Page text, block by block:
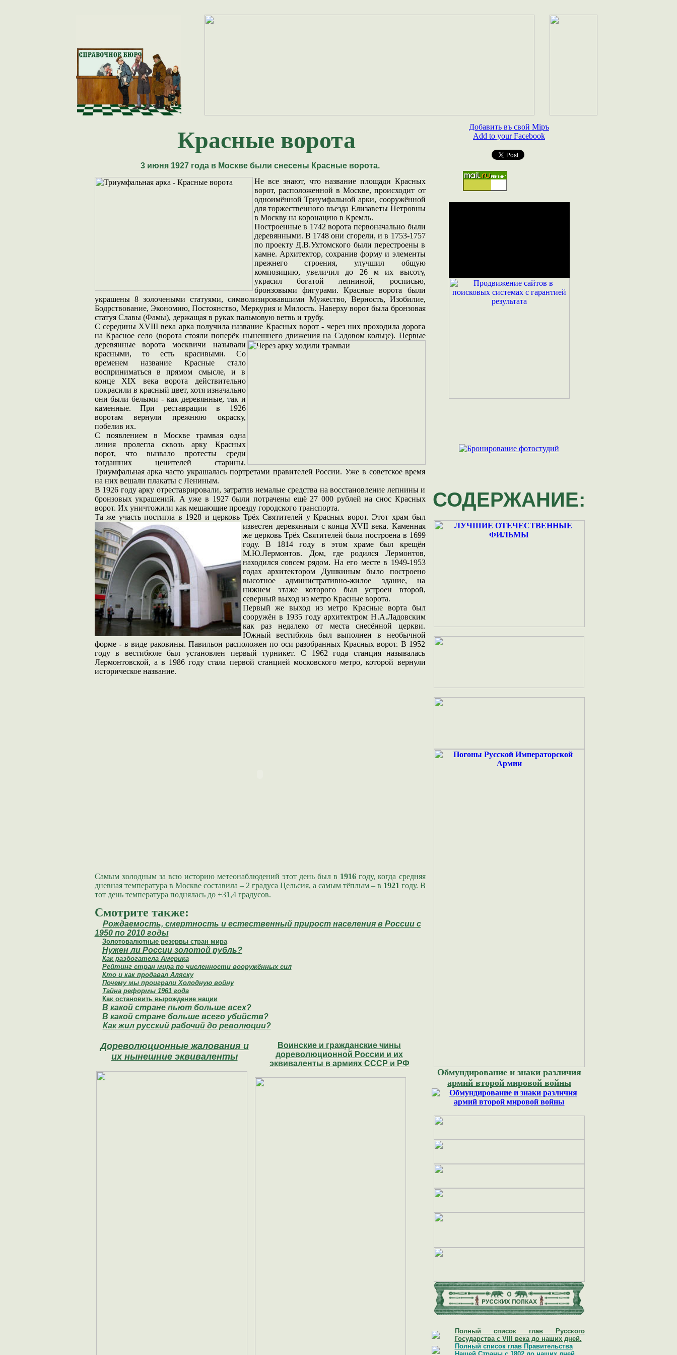
Красные ворота
3 июня 1927 года в Москве были снесены Красные ворота.
Не все знают, что название площади Красных
ворот, расположенной в Москве, происходит от
одноимённой Триумфальной арки, сооружённой
для торжественного въезда Елизаветы Петровны
в Москву на коронацию в Кремль.
Построенные в 1742 ворота первоначально были
деревянными. В 1748 они сгорели, и в 1753-1757
по проекту Д.В.Ухтомского были перестроены в
камне. Архитектор, сохранив форму и элементы
прежнего строения, улучшил общую
композицию, увеличил до 26 м их высоту,
украсил богатой лепниной, росписью,
бронзовыми фигурами. Красные ворота были
украшены 8 золочеными статуями, символизировавшими Мужество, Верность, Изобилие,
Бодрствование, Экономию, Постоянство, Меркурия и Милость. Наверху ворот была бронзовая
статуя Славы (Фамы), держащая в руках пальмовую ветвь и трубу.
С середины XVIII века арка получила название Красных ворот - через них проходила дорога
на Красное село (ворота стояли поперёк нынешнего движения на Садовом кольце). Первые
деревянные ворота москвичи называли
красными, то есть красивыми. Со
временем название Красные стало
восприниматься в прямом смысле, и в
конце XIX века ворота действительно
покрасили в красный цвет, хотя изначально
они были белыми - как деревянные, так и
каменные. При реставрации в 1926
воротам вернули прежнюю окраску,
побелив их.
С появлением в Москве трамвая одна
линия пролегла сквозь арку Красных
ворот, что вызвало протесты среди
тогдашних ценителей старины.
Триумфальная арка часто украшалась портретами правителей России. Уже в советское время
на них вешали плакаты с Лениным.
В 1926 году арку отреставрировали, затратив немалые средства на восстановление лепнины и
бронзовых украшений. А уже в 1927 были потрачены ещё 27 000 рублей на снос Красных
ворот. Их уничтожили как мешающие проезду городского транспорта.
Та же участь постигла в 1928 и церковь Трёх Святителей у Красных ворот. Этот храм был
известен деревянным с конца XVII века. Каменная
же церковь Трёх Святителей была построена в 1699
году. В 1814 году в этом храме был крещён
М.Ю.Лермонтов. Дом, где родился Лермонтов,
находился совсем рядом. На его месте в 1949-1953
годах архитектором Душкиным было построено
высотное административно-жилое здание, на
нижнем этаже которого был устроен второй,
северный выход из метро Красные ворота.
Первый же выход из метро Красные ворта был
сооружён в 1935 году архитектром Н.А.Ладовским
как раз недалеко от места снесённой церкви.
Южный вестибюль был выполнен в необычной
форме - в виде раковины. Павильон расположен по оси разобранных Красных ворот. В 1952
году в вестибюле был установлен первый турникет. С 1962 года станция называлась
Лермонтовской, а в 1986 году стала первой станцией московского метро, которой вернули
историческое название.
Самым холодным за всю историю метеонаблюдений этот день был в 1916году, когда средняя
дневная температура в Москве составила – 2 градуса Цельсия, а самым тёплым – в 1921 году. В
тот день температура поднялась до +31,4 градусов.
Смотрите также:
Рождаемость, смертность и естественный прирост населения в России с
1950 по 2010 годы
Золотовалютные резервы стран мира
Нужен ли России золотой рубль?
Как разбогатела Америка
Рейтинг стран мира по численности вооружённых сил
Кто и как продавал Аляску
Почему мы проиграли Холодную войну
Тайна реформы 1961 года
Как остановить вырождение нации
В какой стране пьют больше всех?
В какой стране больше всего убийств?
Как жил русский рабочий до революции?
Дореволюционные жалования и
их нынешние эквиваленты
Воинские и гражданские чины
дореволюционной России и их
эквиваленты в армиях СССР и РФ
Добавить въ свой Мiръ
Add to your Facebook
СОДЕРЖАНИЕ:
Обмундирование и знаки различия
армий второй мировой войны
Полный список глав Русского
Государства с VIII века до наших дней.
Полный список глав Правительства